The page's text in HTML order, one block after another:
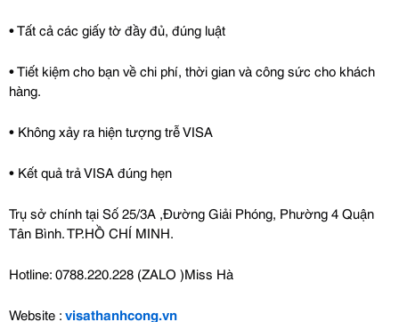
• Tất cả các giấy tờ đầy đủ, đúng luật
• Tiết kiệm cho bạn về chi phí, thời gian và công sức cho khách
hàng.
• Không xảy ra hiện tượng trễ VISA
• Kết quả trả VISA đúng hẹn
Trụ sở chính tại Số 25/3A ,Đường Giải Phóng, Phường 4 Quận
Tân Bình. TP.HỒ CHÍ MINH.
Hotline: 0788.220.228 (ZALO )Miss Hà
Website : visathanhcong.vn